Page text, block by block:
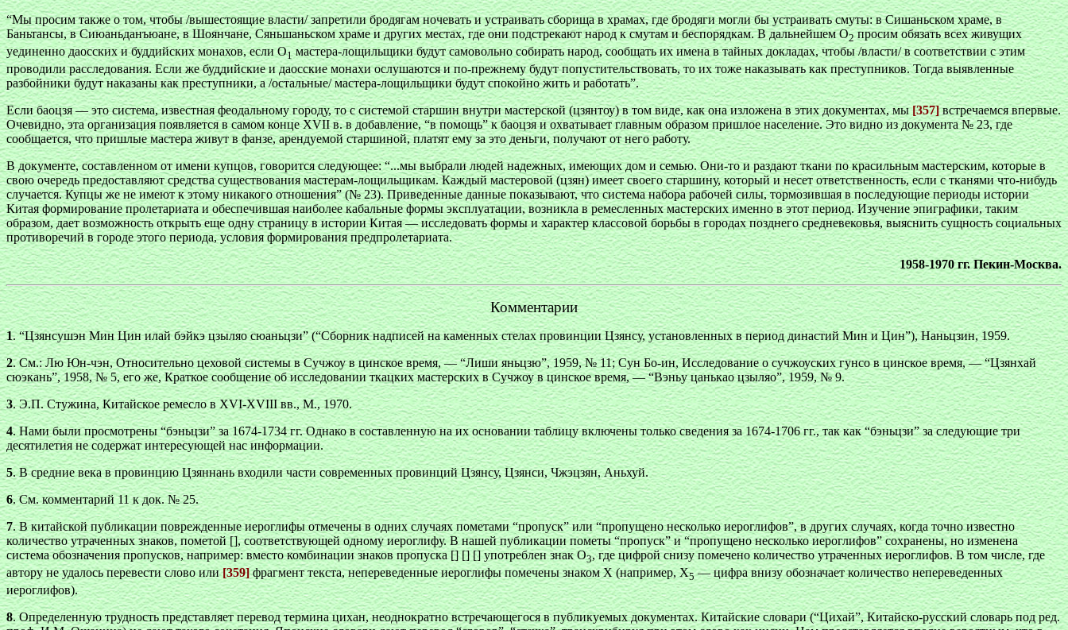
“Мы просим также о том, чтобы /вышестоящие власти/ запретили бродягам ночевать и устраивать сборища в храмах, где бродяги могли бы устраивать смуты: в Сишаньском храме, в
Баньтансы, в Сиюаньданъюане, в Шоянчане, Сяньшаньском храме и других местах, где они подстрекают народ к смутам и беспорядкам. В дальнейшем О2просим обязать всех живущих
уединенно даосских и буддийских монахов, если О1мастера-лощильщики будут самовольно собирать народ, сообщать их имена в тайных докладах, чтобы /власти/ в соответствии с этим
проводили расследования. Если же буддийские и даосские монахи ослушаются и по-прежнему будут попустительствовать, то их тоже наказывать как преступников. Тогда выявленные
разбойники будут наказаны как преступники, а /остальные/ мастера-лощильщики будут спокойно жить и работать”.
Если баоцзя — это система, известная феодальному городу, то с системой старшин внутри мастерской (цзянтоу) в том виде, как она изложена в этих документах, мы[357]встречаемся впервые.
Очевидно, эта организация появляется в самом конце XVII в. в добавление, “в помощь” к баоцзя и охватывает главным образом пришлое население. Это видно из документа № 23, где
сообщается, что пришлые мастера живут в фанзе, арендуемой старшиной, платят ему за это деньги, получают от него работу.
В документе, составленном от имени купцов, говорится следующее: “...мы выбрали людей надежных, имеющих дом и семью. Они-то и раздают ткани по красильным мастерским, которые в
свою очередь предоставляют средства существования мастерам-лощильщикам. Каждый мастеровой (цзян) имеет своего старшину, который и несет ответственность, если с тканями что-нибудь
случается. Купцы же не имеют к этому никакого отношения” (№ 23). Приведенные данные показывают, что система набора рабочей силы, тормозившая в последующие периоды истории
Китая формирование пролетариата и обеспечившая наиболее кабальные формы эксплуатации, возникла в ремесленных мастерских именно в этот период. Изучение эпиграфики, таким
образом, дает возможность открыть еще одну страницу в истории Китая — исследовать формы и характер классовой борьбы в городах позднего средневековья, выяснить сущность социальных
противоречий в городе этого периода, условия формирования предпролетариата.
1958-1970 гг. Пекин-Москва.
Комментарии
1. “Цзянсушэн Мин Цин илай бэйкэ цзыляо сюаньцзи” (“Сборник надписей на каменных стелах провинции Цзянсу, установленных в период династий Мин и Цин”), Наньцзин, 1959.
2. См.: Лю Юн-чэн, Относительно цеховой системы в Сучжоу в цинское время, — “Лиши яньцзю”, 1959, № 11; Сун Бо-ин, Исследование о сучжоуских гунсо в цинское время, — “Цзянхай
сюэкань”, 1958, № 5, его же, Краткое сообщение об исследовании ткацких мастерских в Сучжоу в цинское время, — “Вэньу цанькао цзыляо”, 1959, № 9.
3. Э.П. Стужина, Китайское ремесло в XVI-XVIII вв., М., 1970.
4. Нами были просмотрены “бэньцзи” за 1674-1734 гг. Однако в составленную на их основании таблицу включены только сведения за 1674-1706 гг., так как “бэньцзи” за следующие три
десятилетия не содержат интересующей нас информации.
5. В средние века в провинцию Цзяннань входили части современных провинций Цзянсу, Цзянси, Чжэцзян, Аньхуй.
6. См. комментарий 11 к док. № 25.
7. В китайской публикации поврежденные иероглифы отмечены в одних случаях пометами “пропуск” или “пропущено несколько иероглифов”, в других случаях, когда точно известно
количество утраченных знаков, пометой [], соответствующей одному иероглифу. В нашей публикации пометы “пропуск” и “пропущено несколько иероглифов” сохранены, но изменена
система обозначения пропусков, например: вместо комбинации знаков пропуска [] [] [] употреблен знак О3, где цифрой снизу помечено количество утраченных иероглифов. В том числе, где
автору не удалось перевести слово или[359]фрагмент текста, непереведенные иероглифы помечены знаком X (например, Х5— цифра внизу обозначает количество непереведенных
иероглифов).
8. Определенную трудность представляет перевод термина цихан, неоднократно встречающегося в публикуемых документах. Китайские словари (“Цихай”, Китайско-русский словарь под ред.